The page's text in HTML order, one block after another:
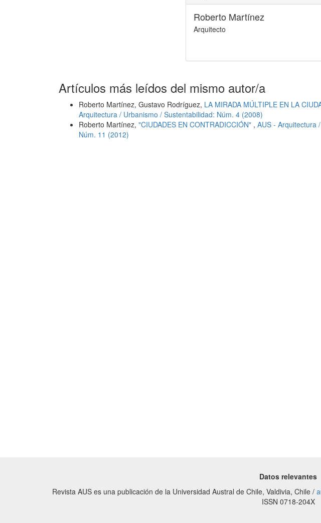
Roberto Martínez
Arquitecto
Artículos más leídos del mismo autor/a
Roberto Martínez, Gustavo Rodríguez, LA MIRADA MÚLTIPLE EN LA
Arquitectura / Urbanismo / Sustentabilidad: Núm. 4 (2008)
Roberto Martínez, "CIUDADES EN CONTRADICCIÓN" , AUS - Arquitectura
Núm. 11 (2012)
Datos relevantes
Revista AUS es una publicación de la Universidad Austral de Chile, Valdivia, Chile /
ISSN 0718-204X